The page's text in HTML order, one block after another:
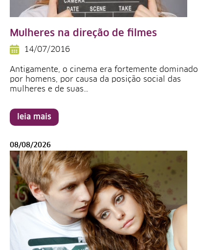
Mulheres na direção de filmes
14/07/2016
Antigamente, o cinema era fortemente dominado
por homens, por causa da posição social das
mulheres e de suas…
leia mais
08/08/2026